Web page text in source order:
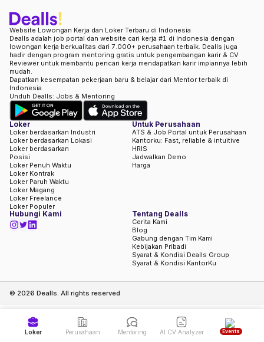
Website Lowongan Kerja dan Loker Terbaru di Indonesia
Dealls adalah job portal dan website cari kerja #1 di Indonesia dengan
lowongan kerja berkualitas dari 7.000+ perusahaan terbaik. Dealls juga
hadir dengan program mentoring gratis untuk pengembangan karir & CV
Reviewer untuk membantu pencari kerja mendapatkan karir impiannya lebih
mudah.
Dapatkan kesempatan pekerjaan baru & belajar dari Mentor terbaik di
Indonesia
Unduh Dealls: Jobs & Mentoring
Loker
Loker berdasarkan Industri
Loker berdasarkan Lokasi
Loker berdasarkan
Posisi
Loker Penuh Waktu
Loker Kontrak
Loker Paruh Waktu
Loker Magang
Loker Freelance
Loker Populer
Untuk Perusahaan
ATS & Job Portal untuk Perusahaan
Kantorku: Fast, reliable & intuitive
HRIS
Jadwalkan Demo
Harga
Hubungi Kami Tentang Dealls
Cerita Kami
Blog
Gabung dengan Tim Kami
Kebijakan Pribadi
Syarat & Kondisi Dealls Group
Syarat & Kondisi KantorKu
© 2026 Dealls. All rights reserved
Loker Perusahaan Mentoring AI CV Analyzer Events